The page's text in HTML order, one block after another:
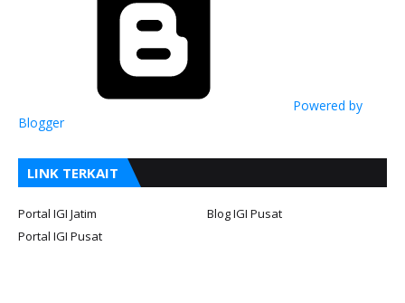
Powered by
Blogger
LINK TERKAIT
Portal IGI Jatim
Blog IGI Pusat
Portal IGI Pusat